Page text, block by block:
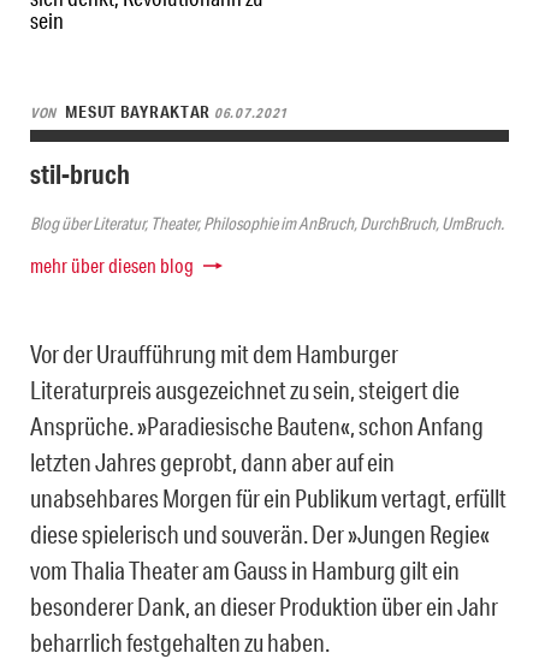
sein
VON MESUT BAYRAKTAR 06.07.2021
stil-bruch
Blog über Literatur, Theater, Philosophie im AnBruch, DurchBruch, UmBruch.
mehr über diesen blog
Vor der Uraufführung mit dem Hamburger
Literaturpreis ausgezeichnet zu sein, steigert die
Ansprüche. »Paradiesische Bauten«, schon Anfang
letzten Jahres geprobt, dann aber auf ein
unabsehbares Morgen für ein Publikum vertagt, erfüllt
diese spielerisch und souverän. Der »Jungen Regie«
vom Thalia Theater am Gauss in Hamburg gilt ein
besonderer Dank, an dieser Produktion über ein Jahr
beharrlich festgehalten zu haben.